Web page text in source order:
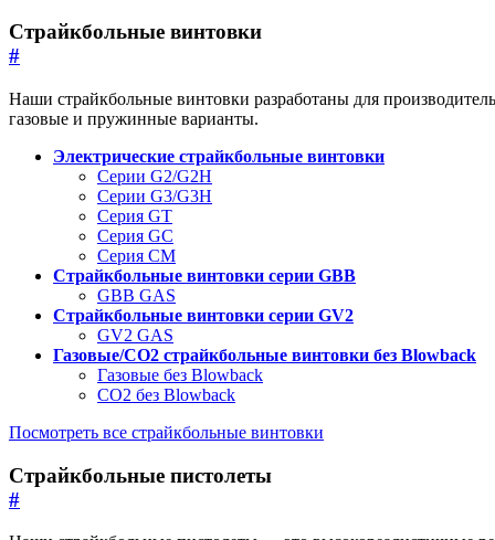
Страйкбольные винтовки
#
Наши страйкбольные винтовки разработаны для
газовые и пружинные варианты.
Электрические страйкбольные винтовки
Серии G2/G2H
Серии G3/G3H
Серия GT
Серия GC
Серия CM
Страйкбольные винтовки серии GBB
GBB GAS
Страйкбольные винтовки серии GV2
GV2 GAS
Газовые/CO2 страйкбольные винтовки без Blowback
Газовые без Blowback
CO2 без Blowback
Посмотреть все страйкбольные винтовки
Страйкбольные пистолеты
#